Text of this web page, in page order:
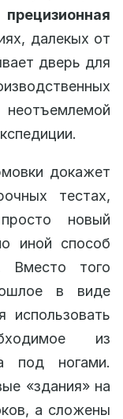
прецизионная
далекых от
дверь для
докажет
тестах,
новый
иной способ
Вместо того
в виде
использовать
из
под ногами.
«здания» на
а сложены